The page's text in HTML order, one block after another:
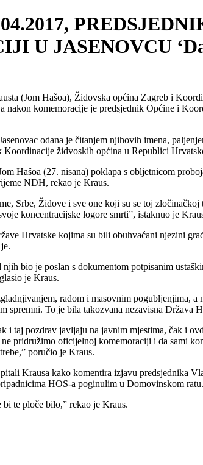
U JASENOVCU
(Jom Hašoa), Židovska općina Zagreb i
nakon komemoracije je predsjednik Općine i
odana je čitanjem njihovih imena,
Koordinacije židvoskih općina u Republici
Hašoa (27. nisana) poklapa s obljetnicom
NDH, rekao je Kraus.
Srbe, Židove i sve one koji su se toj
koncentracijske logore smrti”, istaknuo je
Hrvatske kojima su bili obuhvaćani njezini
njih bio je poslan s dokumentom potpisanim
je Kraus.
radom i masovnim pogubljenjima, a
spremni. To je bila takozvana nezavisna Država
i taj pozdrav javljaju na javnim mjestima, čak i
pridružimo oficijelnoj komemoraciji i da sami
poručio je Kraus.
Krausa kako komentira izjavu predsjednika
HOS-a poginulim u Domovinskom ratu.
te ploče bilo,” rekao je Kraus.